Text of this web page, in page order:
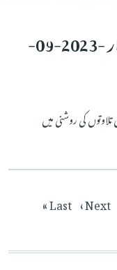
سال کے دوران بائیسواں اتوار -2023-09-
کی روشنی میں
Current
Next page
Next ›
Last page
Last »